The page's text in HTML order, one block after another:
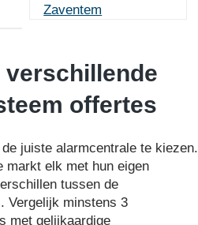
Zaventem
verschillende
offertes
juiste alarmcentrale te kiezen.
markt elk met hun eigen
tussen de
Vergelijk minstens 3
met gelijkaardige